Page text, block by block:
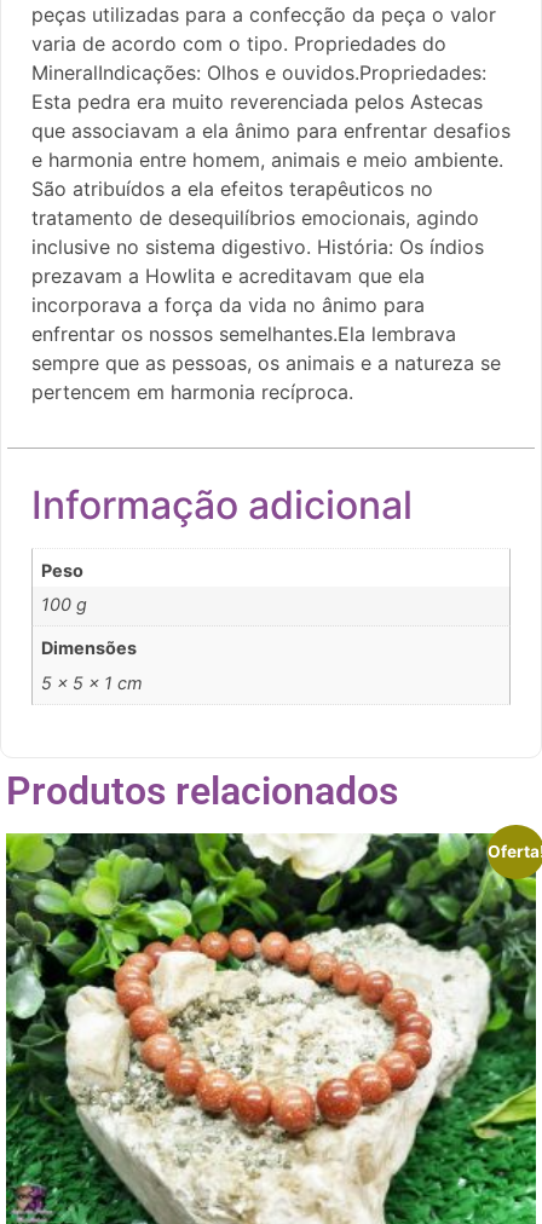
peças utilizadas para a confecção da peça o valor
varia de acordo com o tipo. Propriedades do
MineralIndicações: Olhos e ouvidos.Propriedades:
Esta pedra era muito reverenciada pelos Astecas
que associavam a ela ânimo para enfrentar desafios
e harmonia entre homem, animais e meio ambiente.
São atribuídos a ela efeitos terapêuticos no
tratamento de desequilíbrios emocionais, agindo
inclusive no sistema digestivo. História: Os índios
prezavam a Howlita e acreditavam que ela
incorporava a força da vida no ânimo para
enfrentar os nossos semelhantes.Ela lembrava
sempre que as pessoas, os animais e a natureza se
pertencem em harmonia recíproca.
Informação adicional
Peso
100 g
Dimensões
5 × 5 × 1 cm
Produtos relacionados